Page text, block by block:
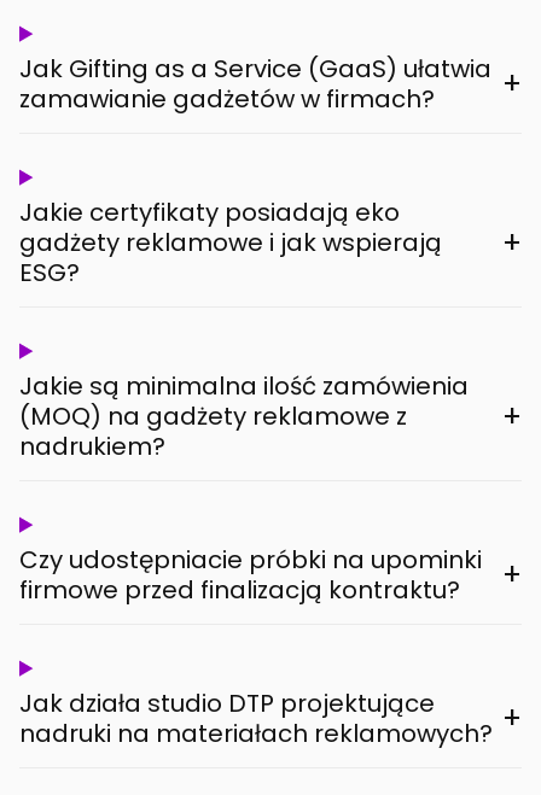
Jak Gifting as a Service (GaaS) ułatwia
zamawianie gadżetów w firmach?
+
Jakie certyfikaty posiadają eko
gadżety reklamowe i jak wspierają
ESG?
+
Jakie są minimalna ilość zamówienia
(MOQ) na gadżety reklamowe z
nadrukiem?
+
Czy udostępniacie próbki na upominki
firmowe przed finalizacją kontraktu?
+
Jak działa studio DTP projektujące
nadruki na materiałach reklamowych? +